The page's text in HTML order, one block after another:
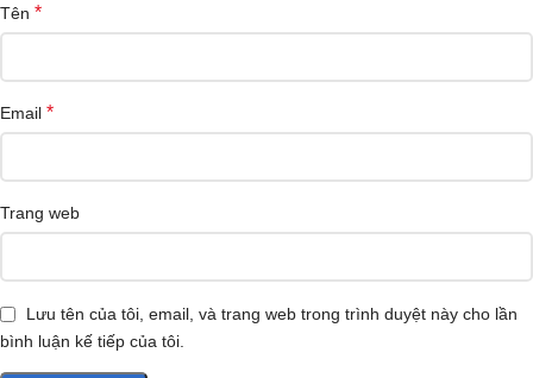
Tên *
Email *
Trang web
Lưu tên của tôi, email, và trang web trong trình duyệt này cho lần
bình luận kế tiếp của tôi.